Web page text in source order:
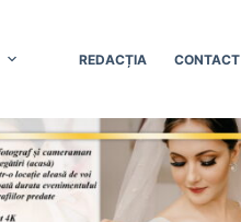
REDACȚIA CONTACT